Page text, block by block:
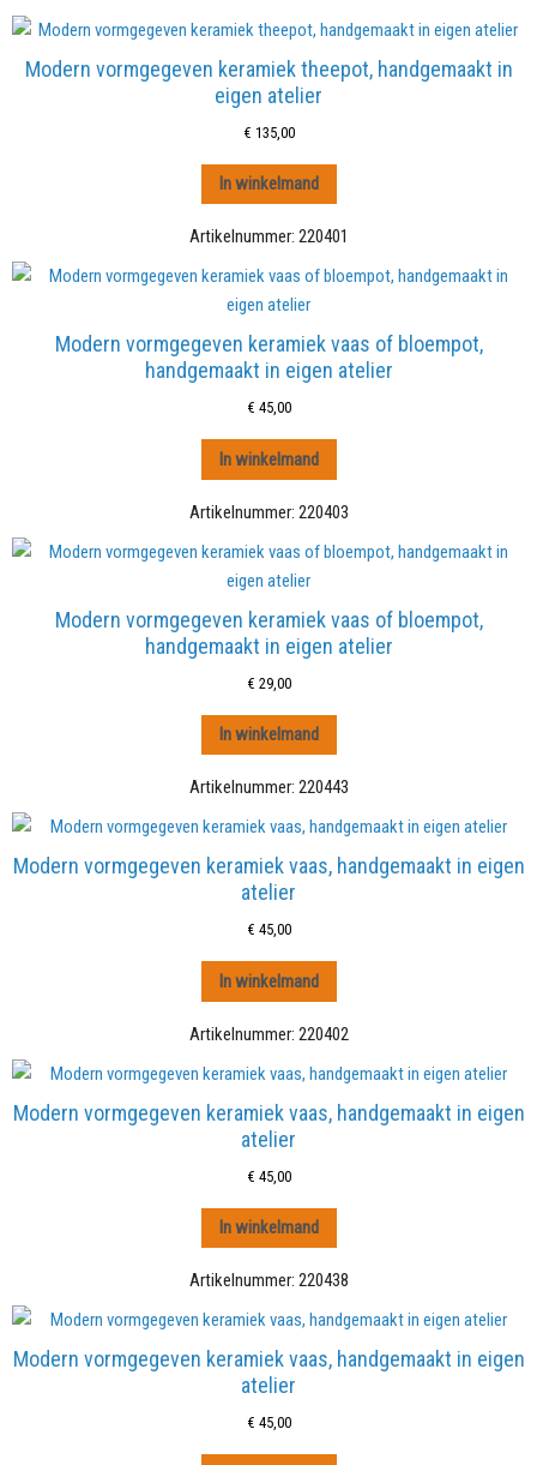
Modern vormgegeven keramiek theepot, handgemaakt in
eigen atelier
€ 135,00
In winkelmand
Artikelnummer: 220401
Modern vormgegeven keramiek vaas of bloempot,
handgemaakt in eigen atelier
€ 45,00
In winkelmand
Artikelnummer: 220403
Modern vormgegeven keramiek vaas of bloempot,
handgemaakt in eigen atelier
€ 29,00
In winkelmand
Artikelnummer: 220443
Modern vormgegeven keramiek vaas, handgemaakt in eigen
atelier
€ 45,00
In winkelmand
Artikelnummer: 220402
Modern vormgegeven keramiek vaas, handgemaakt in eigen
atelier
€ 45,00
In winkelmand
Artikelnummer: 220438
Modern vormgegeven keramiek vaas, handgemaakt in eigen
atelier
€ 45,00